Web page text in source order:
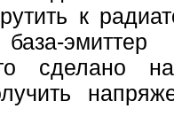
к
база-
сделано